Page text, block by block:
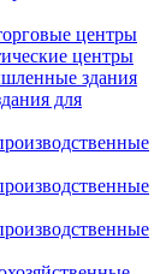
центры
центры
здания
для